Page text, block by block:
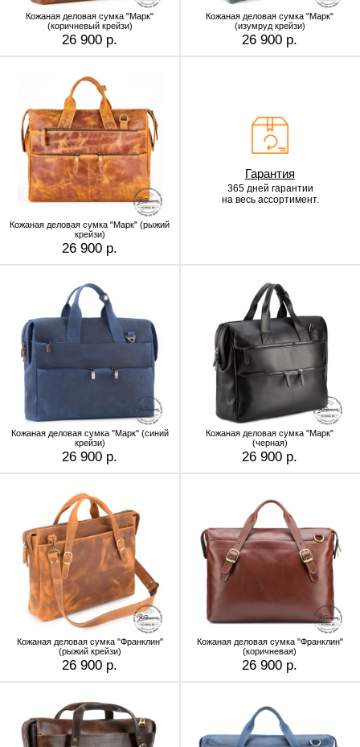
Кожаная деловая сумка "Марк"
(коричневый крейзи)
26 900 р.
Кожаная деловая сумка "Марк"
(изумруд крейзи)
26 900 р.
Кожаная деловая сумка "Марк" (рыжий
крейзи)
26 900 р.
Гарантия
365 дней гарантии
на весь ассортимент.
Кожаная деловая сумка "Марк" (синий
крейзи)
26 900 р.
Кожаная деловая сумка "Марк"
(черная)
26 900 р.
Кожаная деловая сумка "Франклин"
(рыжий крейзи)
26 900 р.
Кожаная деловая сумка "Франклин"
(коричневая)
26 900 р.